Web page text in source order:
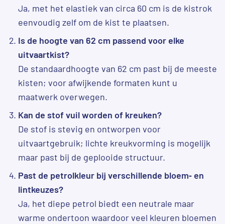
Ja, met het elastiek van circa 60 cm is de kistrok
eenvoudig zelf om de kist te plaatsen.
Is de hoogte van 62 cm passend voor elke
uitvaartkist?
De standaardhoogte van 62 cm past bij de meeste
kisten; voor afwijkende formaten kunt u
maatwerk overwegen.
Kan de stof vuil worden of kreuken?
De stof is stevig en ontworpen voor
uitvaartgebruik; lichte kreukvorming is mogelijk
maar past bij de geplooide structuur.
Past de petrolkleur bij verschillende bloem‐ en
lintkeuzes?
Ja, het diepe petrol biedt een neutrale maar
warme ondertoon waardoor veel kleuren bloemen